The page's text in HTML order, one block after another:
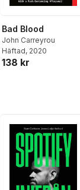
Bad Blood
John Carreyrou
Häftad, 2020
138 kr